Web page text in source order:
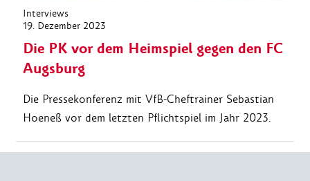
Interviews
19. Dezember 2023
Die PK vor dem Heimspiel gegen den FC
Augsburg
Die Pressekonferenz mit VfB-Cheftrainer Sebastian
Hoeneß vor dem letzten Pflichtspiel im Jahr 2023.